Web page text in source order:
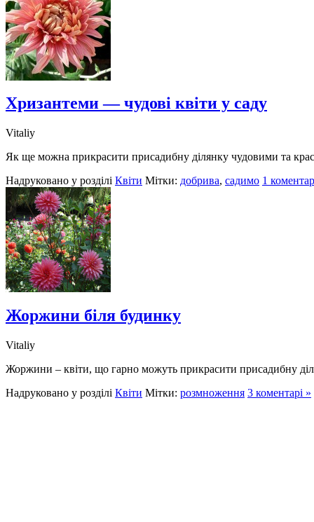
Хризантеми — чудові квіти у саду
Vitaliy
Як ще можна прикрасити присадибну ділянку чудовими та
Надруковано у розділі Квіти Мітки: добрива, садимо 1
Жоржини біля будинку
Vitaliy
Жоржини – квіти, що гарно можуть прикрасити присадибну
Надруковано у розділі Квіти Мітки: розмноження 3 коментарі »